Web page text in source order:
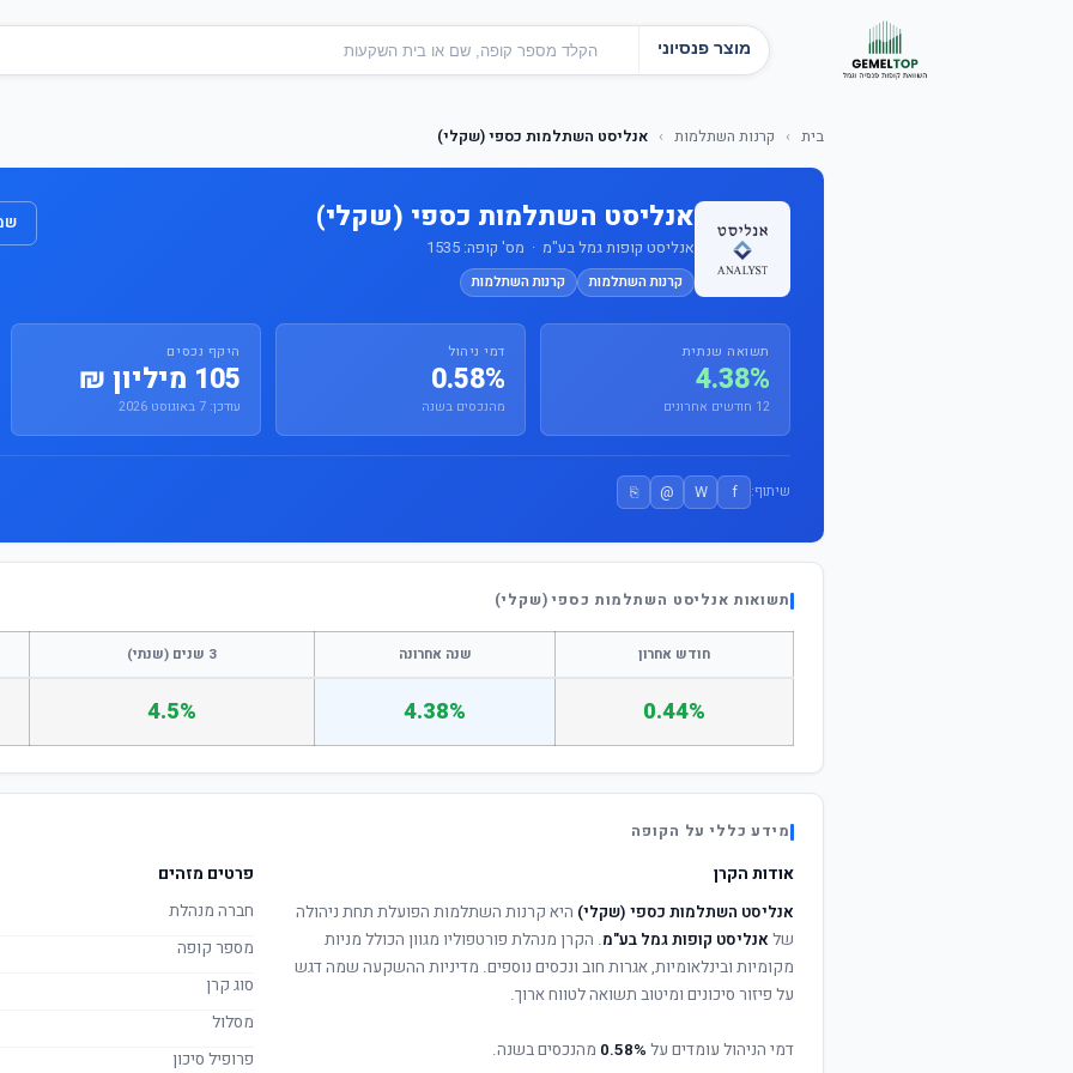
מוצר פנסיוני
בית › קרנות השתלמות › אנליסט השתלמות כספי (שקלי)
אנליסט השתלמות כספי (שקלי)
אנליסט קופות גמל בע"מ · מס' קופה: 1535
קרנות השתלמות קרנות השתלמות
תשואה שנתית
4.38%
12 חודשים אחרונים
דמי ניהול
0.58%
מהנכסים בשנה
היקף נכסים
105 מיליון ₪
עודכן: 7 באוגוסט 2026
שיתוף: f
W
@
⎘
תשואות אנליסט השתלמות כספי (שקלי)
חודש אחרון שנה אחרונה 3 שנים (שנתי)
0.44%
4.38%
4.5%
מידע כללי על הקופה
אודות הקרן
אנליסט השתלמות כספי (שקלי) היא קרנות השתלמות הפועלת תחת ניהולה
של אנליסט קופות גמל בע"מ. הקרן מנהלת פורטפוליו מגוון הכולל מניות
מקומיות ובינלאומיות, אגרות חוב ונכסים נוספים. מדיניות ההשקעה שמה דגש
על פיזור סיכונים ומיטוב תשואה לטווח ארוך.
דמי הניהול עומדים על 0.58% מהנכסים בשנה.
פרטים מזהים
חברה מנהלת
מספר קופה
סוג קרן
מסלול
פרופיל סיכון